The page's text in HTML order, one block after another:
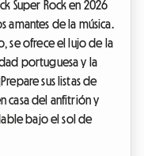
Super Rock en 2026
amantes de la música.
se ofrece el lujo de la
portuguesa y la
sus listas de
casa del anfitrión y
bajo el sol de